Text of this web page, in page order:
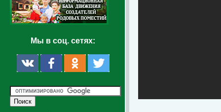
Мы в соц. сетях: